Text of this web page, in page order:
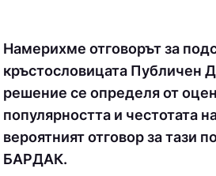
Намерихме отговорът за
кръстословицата Публичен
решение се определя от
популярността и честотата
вероятният отговор за тази
БAPДAК.